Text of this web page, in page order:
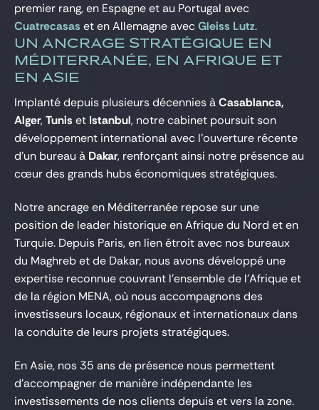
premier rang, en Espagne et au Portugal avec
Cuatrecasas et en Allemagne avecGleiss Lutz.
UN ANCRAGE STRATÉGIQUE EN
MÉDITERRANÉE, EN AFRIQUE ET
EN ASIE
Implanté depuis plusieurs décennies àCasablanca,
Alger,Tunis et Istanbul, notre cabinet poursuit son
développement international avec l’ouverture récente
d’un bureau à Dakar, renforçant ainsi notre présence au
cœur des grands hubs économiques stratégiques.
Notre ancrage en Méditerranée repose sur une
position de leader historique en Afrique du Nord et en
Turquie. Depuis Paris, en lien étroit avec nos bureaux
du Maghreb et de Dakar, nous avons développé une
expertise reconnue couvrant l’ensemble de l’Afrique et
de la région MENA, où nous accompagnons des
investisseurs locaux, régionaux et internationaux dans
la conduite de leurs projets stratégiques.
En Asie, nos 35 ans de présence nous permettent
d’accompagner de manière indépendante les
investissements de nos clients depuis et vers la zone.